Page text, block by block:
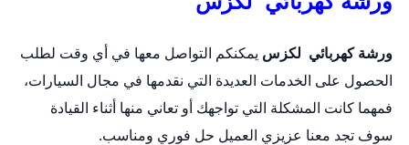
ورشة كهربائي لكزس يمكنكم التواصل معها في أي وقت لطلب
الحصول على الخدمات العديدة التي نقدمها في مجال السيارات،
فمهما كانت المشكلة التي تواجهك أو تعاني منها أثناء القيادة
سوف تجد معنا عزيزي العميل حل فوري ومناسب.